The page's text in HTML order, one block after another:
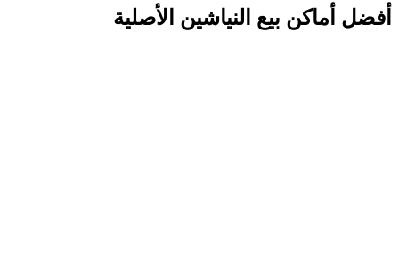
أفضل أماكن بيع النياشين الأصلية